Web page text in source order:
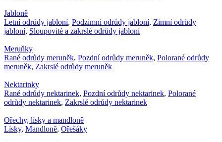
Jabloně
Letní odrůdy jabloní, Podzimní odrůdy jabloní, Zimní odrůdy
jabloní, Sloupovité a zakrslé odrůdy jabloní
Meruňky
Rané odrůdy meruněk, Pozdní odrůdy meruněk, Polorané odrůdy
meruněk, Zakrslé odrůdy meruněk
Nektarinky
Rané odrůdy nektarinek, Pozdní odrůdy nektarinek, Polorané
odrůdy nektarinek, Zakrslé odrůdy nektarinek
Ořechy, lísky a mandloně
Lísky, Mandloně, Ořešáky